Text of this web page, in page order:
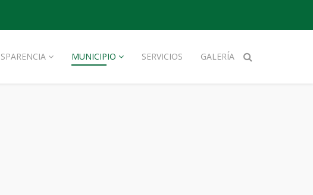
MUNICIPIO SERVICIOS GALERÍA